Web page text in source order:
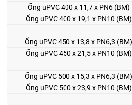
Ống uPVC 400 x 11,7 x PN6 (BM)
Ống uPVC 400 x 19,1 x PN10 (BM)
Ống uPVC 450 x 13,8 x PN6,3 (BM)
Ống uPVC 450 x 21,5 x PN10 (BM)
Ống uPVC 500 x 15,3 x PN6,3 (BM)
Ống uPVC 500 x 23,9 x PN10 (BM)